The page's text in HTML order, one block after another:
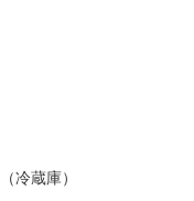
冷蔵庫）